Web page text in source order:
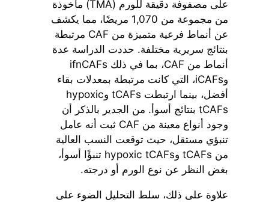
على مصفوفة دقيقة للورم (TMA) مأخوذة
من مجموعة من 1,070 مريضًا، مما يكشف
عن أنماط فرعية متميزة من CAF مرتبطة
بنتائج سريرية مختلفة. حددت الدراسة عدة
أنماط من CAF، بما في ذلك ifnCAFs
وiCAFs، التي كانت مرتبطة بمعدلات بقاء
أفضل، بينما ارتبطت tCAFs وhypoxic
tCAFs بنتائج أسوأ. من الجدير بالذكر أن
وجود أنواع معينة من CAF ثبت أنه عامل
تنبؤي مستقل، حيث توقعت النسب العالية
من tCAFs وhypoxic tCAFs تنبؤًا أسوأ،
بغض النظر عن نوع الورم أو درجته.
علاوة على ذلك، سلط التحليل الضوء على